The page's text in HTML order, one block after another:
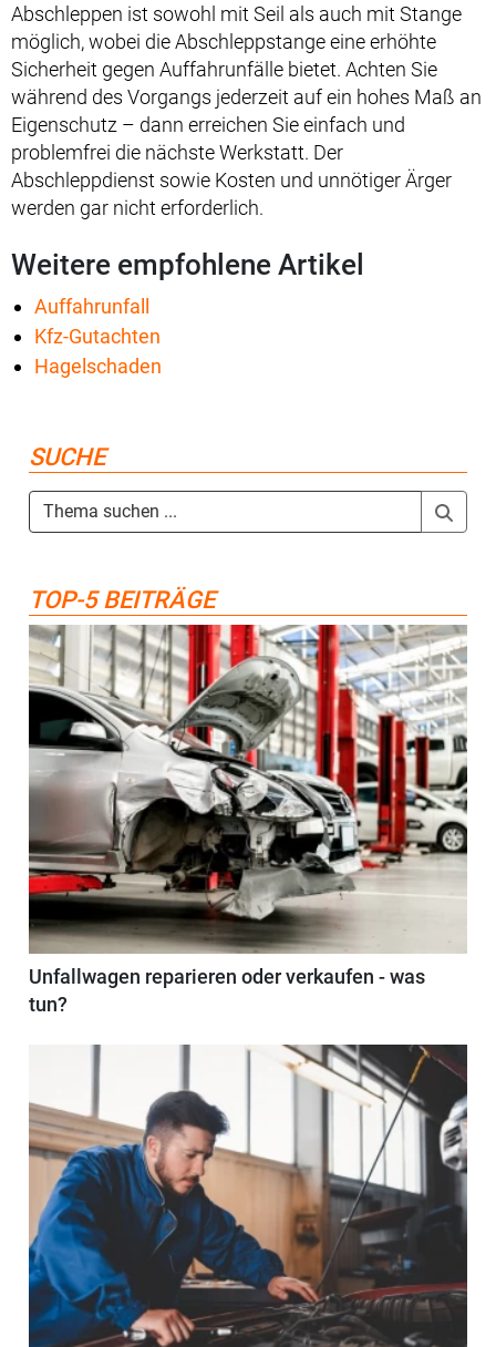
Abschleppen ist sowohl mit Seil als auch mit Stange
möglich, wobei die Abschleppstange eine erhöhte
Sicherheit gegen Auffahrunfälle bietet. Achten Sie
während des Vorgangs jederzeit auf ein hohes Maß an
Eigenschutz – dann erreichen Sie einfach und
problemfrei die nächste Werkstatt. Der
Abschleppdienst sowie Kosten und unnötiger Ärger
werden gar nicht erforderlich.
Weitere empfohlene Artikel
Auffahrunfall
Kfz-Gutachten
Hagelschaden
SUCHE
TOP-5 BEITRÄGE
Unfallwagen reparieren oder verkaufen - was
tun?